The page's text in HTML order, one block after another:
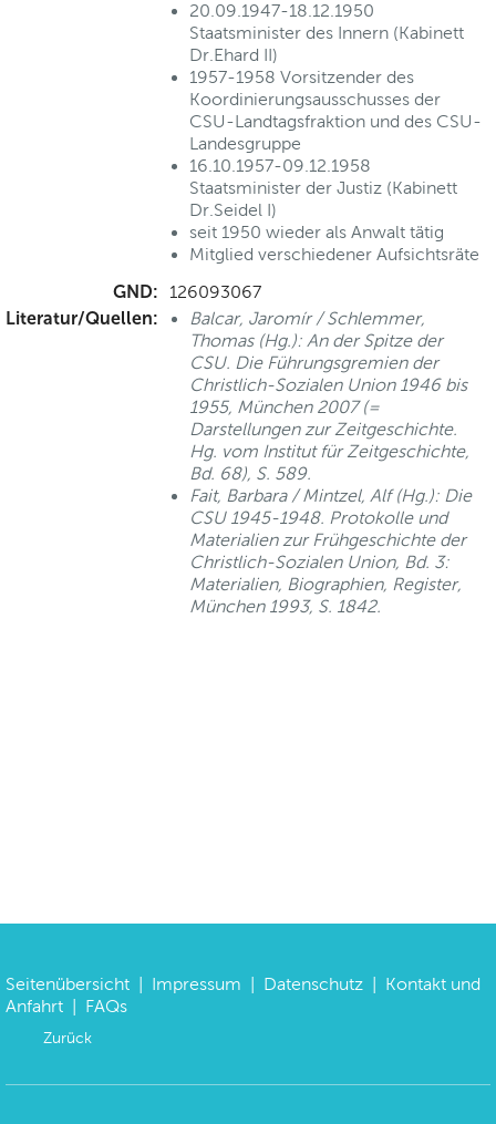
20.09.1947-18.12.1950
Staatsminister des Innern (Kabinett
Dr.Ehard II)
1957-1958 Vorsitzender des
Koordinierungsausschusses der
CSU-Landtagsfraktion und des CSU-
Landesgruppe
16.10.1957-09.12.1958
Staatsminister der Justiz (Kabinett
Dr.Seidel I)
seit 1950 wieder als Anwalt tätig
Mitglied verschiedener Aufsichtsräte
GND: 126093067
Literatur/Quellen:
Balcar, Jaromír / Schlemmer,
Thomas (Hg.): An der Spitze der
CSU. Die Führungsgremien der
Christlich-Sozialen Union 1946 bis
1955, München 2007 (=
Darstellungen zur Zeitgeschichte.
Hg. vom Institut für Zeitgeschichte,
Bd. 68), S. 589.
Fait, Barbara / Mintzel, Alf (Hg.): Die
CSU 1945-1948. Protokolle und
Materialien zur Frühgeschichte der
Christlich-Sozialen Union, Bd. 3:
Materialien, Biographien, Register,
München 1993, S. 1842.
Zurück
Seitenübersicht Impressum Datenschutz
Kontakt und
Anfahrt
FAQs